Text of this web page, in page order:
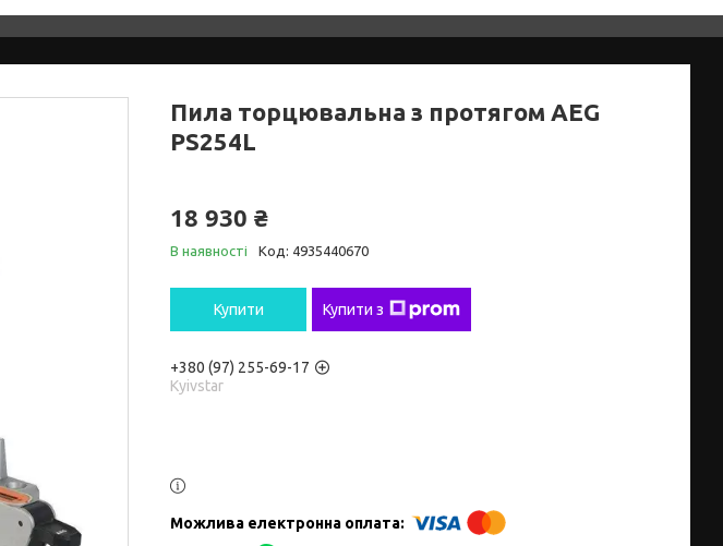
Пила торцювальна з протягом AEG
PS254L
18 930 ₴
В наявності Код: 4935440670
Купити Купити з
+380 (97) 255-69-17
Kyivstar